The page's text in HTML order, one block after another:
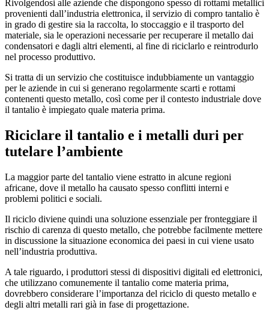
Rivolgendosi alle aziende che dispongono spesso di rottami metallici
provenienti dall’industria elettronica, il servizio di compro tantalio è
in grado di gestire sia la raccolta, lo stoccaggio e il trasporto del
materiale, sia le operazioni necessarie per recuperare il metallo dai
condensatori e dagli altri elementi, al fine di riciclarlo e reintrodurlo
nel processo produttivo.
Si tratta di un servizio che costituisce indubbiamente un vantaggio
per le aziende in cui si generano regolarmente scarti e rottami
contenenti questo metallo, così come per il contesto industriale dove
il tantalio è impiegato quale materia prima.
Riciclare il tantalio e i metalli duri per
tutelare l’ambiente
La maggior parte del tantalio viene estratto in alcune regioni
africane, dove il metallo ha causato spesso conflitti interni e
problemi politici e sociali.
Il riciclo diviene quindi una soluzione essenziale per fronteggiare il
rischio di carenza di questo metallo, che potrebbe facilmente mettere
in discussione la situazione economica dei paesi in cui viene usato
nell’industria produttiva.
A tale riguardo, i produttori stessi di dispositivi digitali ed elettronici,
che utilizzano comunemente il tantalio come materia prima,
dovrebbero considerare l’importanza del riciclo di questo metallo e
degli altri metalli rari già in fase di progettazione.